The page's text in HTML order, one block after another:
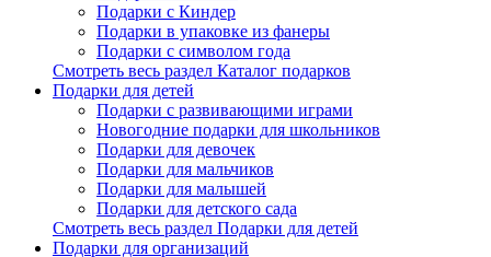
Подарки с Киндер
Подарки в упаковке из фанеры
Подарки с символом года
Смотреть весь раздел Каталог подарков
Подарки для детей
Подарки с развивающими играми
Новогодние подарки для школьников
Подарки для девочек
Подарки для мальчиков
Подарки для малышей
Подарки для детского сада
Смотреть весь раздел Подарки для детей
Подарки для организаций